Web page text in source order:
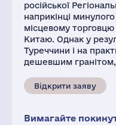
російської
наприкінці
місцевому
Китаю. Однак у
Туреччини і на
дешевшим
Відкрити заяву
Вимагайте